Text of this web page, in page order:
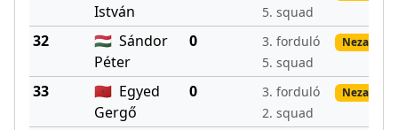
István
5. squad
32 🇭🇺 Sándor
Péter
0
3. forduló
5. squad
33 🇲🇦 Egyed
Gergő
0
3. forduló
2. squad